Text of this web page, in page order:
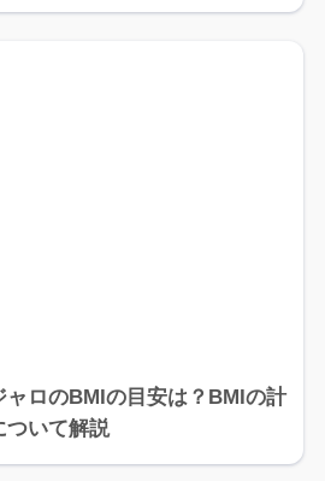
ャロのBMIの目安は？BMIの計
ついて解説